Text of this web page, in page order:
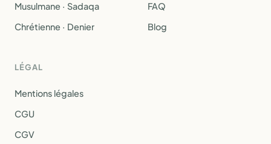
Musulmane · Sadaqa
Chrétienne · Denier
FAQ
Blog
LÉGAL
Mentions légales
CGU
CGV